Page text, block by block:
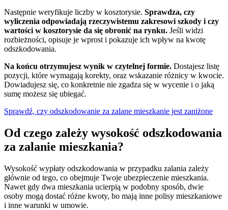
Następnie weryfikuje liczby w kosztorysie. Sprawdza, czy
wyliczenia odpowiadają rzeczywistemu zakresowi szkody i czy
wartości w kosztorysie da się obronić na rynku. Jeśli widzi
rozbieżności, opisuje je wprost i pokazuje ich wpływ na kwotę
odszkodowania.
Na końcu otrzymujesz wynik w czytelnej formie. Dostajesz listę
pozycji, które wymagają korekty, oraz wskazanie różnicy w kwocie.
Dowiadujesz się, co konkretnie nie zgadza się w wycenie i o jaką
sumę możesz się ubiegać.
Sprawdź, czy odszkodowanie za zalane mieszkanie jest zaniżone
Od czego zależy wysokość odszkodowania
za zalanie mieszkania?
Wysokość wypłaty odszkodowania w przypadku zalania zależy
głównie od tego, co obejmuje Twoje ubezpieczenie mieszkania.
Nawet gdy dwa mieszkania ucierpią w podobny sposób, dwie
osoby mogą dostać różne kwoty, bo mają inne polisy mieszkaniowe
i inne warunki w umowie.